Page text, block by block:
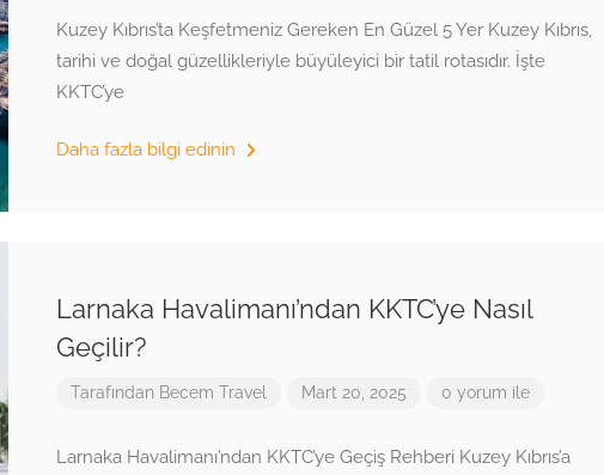
Kuzey Kıbrıs’ta Keşfetmeniz Gereken En Güzel 5 Yer Kuzey Kıbrıs,
tarihi ve doğal güzellikleriyle büyüleyici bir tatil rotasıdır. İşte
KKTC’ye
Daha fazla bilgi edinin
Larnaka Havalimanı’ndan KKTC’ye Nasıl
Geçilir?
Tarafından Becem Travel Mart 20, 2025 0 yorum ile
Larnaka Havalimanı’ndan KKTC’ye Geçiş Rehberi Kuzey Kıbrıs’a